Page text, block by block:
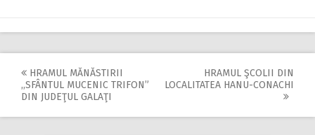
Post
navigation
HRAMUL MĂNĂSTIRII
,,SFÂNTUL MUCENIC TRIFON”
DIN JUDEŢUL GALAŢI
HRAMUL ŞCOLII DIN
LOCALITATEA HANU-CONACHI